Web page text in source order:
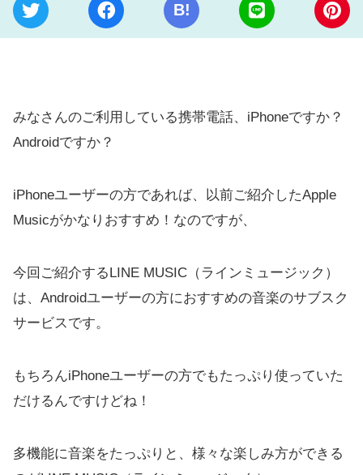
B!
みなさんのご利用している携帯電話、iPhoneですか？
Androidですか？
iPhoneユーザーの方であれば、以前ご紹介したApple
Musicがかなりおすすめ！なのですが、
今回ご紹介するLINE MUSIC（ラインミュージック）
は、Androidユーザーの方におすすめの音楽のサブスク
サービスです。
もちろんiPhoneユーザーの方でもたっぷり使っていた
だけるんですけどね！
多機能に音楽をたっぷりと、様々な楽しみ方ができる